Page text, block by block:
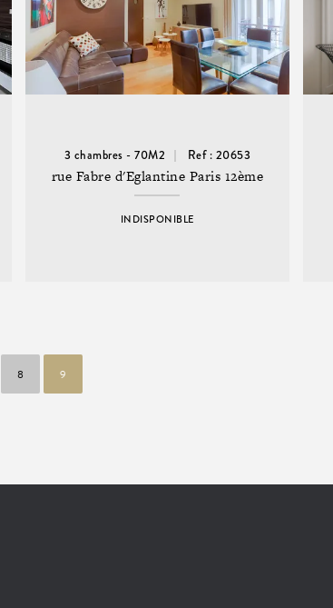
3 chambres - 70M2 Ref : 20653
rue Fabre d'Eglantine Paris 12ème
INDISPONIBLE
8 9